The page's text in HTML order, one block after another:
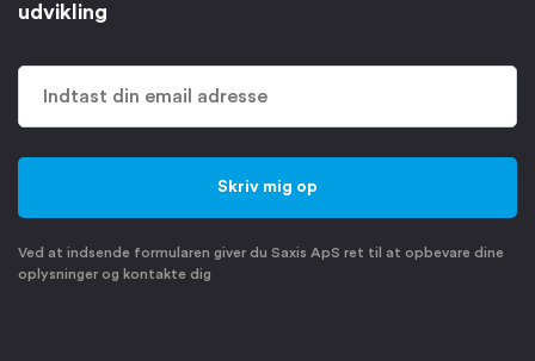
udvikling
Ved at indsende formularen giver du Saxis ApS ret til at opbevare dine
oplysninger og kontakte dig